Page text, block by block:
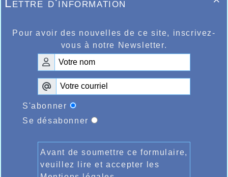
Lettre d'information
Pour avoir des nouvelles de ce site, inscrivez-
vous à notre Newsletter.
S'abonner
Se désabonner
Avant de soumettre ce formulaire,
veuillez lire et accepter les